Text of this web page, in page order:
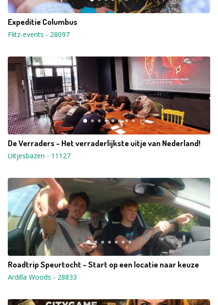
Expeditie Columbus
Flitz-events - 28097
De Verraders - Het verraderlijkste uitje van Nederland!
Uitjesbazen - 11127
Roadtrip Speurtocht - Start op een locatie naar keuze
Ardilla Woods - 28833